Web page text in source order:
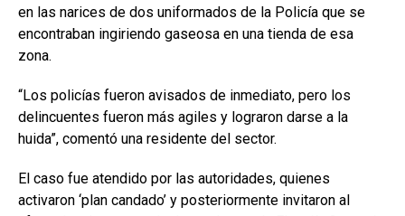
en las narices de dos uniformados de la Policía que se
encontraban ingiriendo gaseosa en una tienda de esa
zona.
“Los policías fueron avisados de inmediato, pero los
delincuentes fueron más agiles y lograron darse a la
huida”, comentó una residente del sector.
El caso fue atendido por las autoridades, quienes
activaron ‘plan candado’ y posteriormente invitaron al